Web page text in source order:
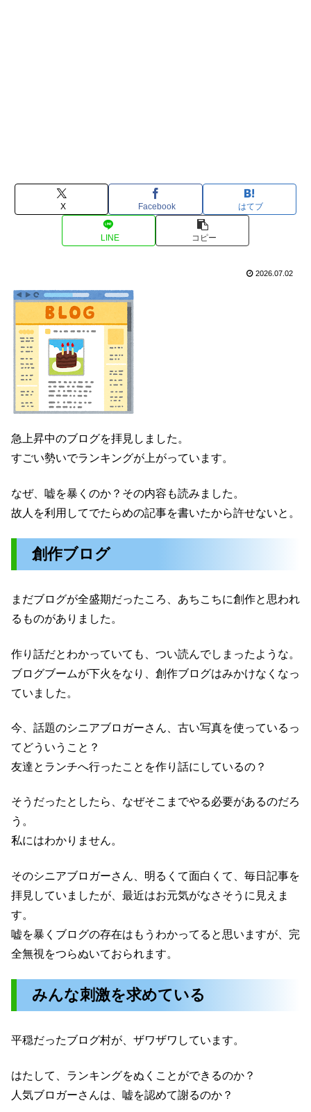
X Facebook はてブ
LINE コピー
2026.07.02
急上昇中のブログを拝見しました。
すごい勢いでランキングが上がっています。
なぜ、嘘を暴くのか？その内容も読みました。
故人を利用してでたらめの記事を書いたから許せないと。
創作ブログ
まだブログが全盛期だったころ、あちこちに創作と思われ
るものがありました。
作り話だとわかっていても、つい読んでしまったような。
ブログブームが下火をなり、創作ブログはみかけなくなっ
ていました。
今、話題のシニアブロガーさん、古い写真を使っているっ
てどういうこと？
友達とランチへ行ったことを作り話にしているの？
そうだったとしたら、なぜそこまでやる必要があるのだろ
う。
私にはわかりません。
そのシニアブロガーさん、明るくて面白くて、毎日記事を
拝見していましたが、最近はお元気がなさそうに見えま
す。
嘘を暴くブログの存在はもうわかってると思いますが、完
全無視をつらぬいておられます。
みんな刺激を求めている
平穏だったブログ村が、ザワザワしています。
はたして、ランキングをぬくことができるのか？
人気ブロガーさんは、嘘を認めて謝るのか？